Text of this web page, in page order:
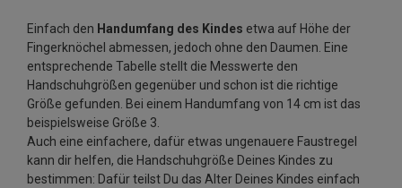
Einfach den Handumfang des Kindes etwa auf Höhe der
Fingerknöchel abmessen, jedoch ohne den Daumen. Eine
entsprechende Tabelle stellt die Messwerte den
Handschuhgrößen gegenüber und schon ist die richtige
Größe gefunden. Bei einem Handumfang von 14 cm ist das
beispielsweise Größe 3.
Auch eine einfachere, dafür etwas ungenauere Faustregel
kann dir helfen, die Handschuhgröße Deines Kindes zu
bestimmen: Dafür teilst Du das Alter Deines Kindes einfach